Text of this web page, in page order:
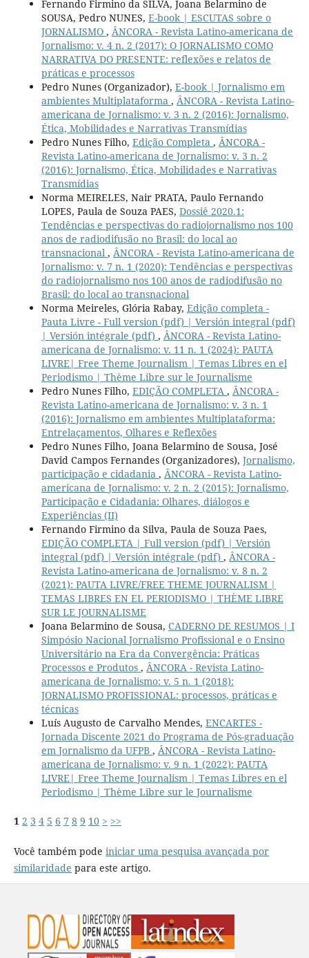
Fernando Firmino da SILVA, Joana Belarmino de
SOUSA, Pedro NUNES, E-book | ESCUTAS sobre o
JORNALISMO , ÂNCORA - Revista Latino-americana de
Jornalismo: v. 4 n. 2 (2017): O JORNALISMO COMO
NARRATIVA DO PRESENTE: reflexões e relatos de
práticas e processos
Pedro Nunes (Organizador), E-book | Jornalismo em
ambientes Multiplataforma , ÂNCORA - Revista Latino-
americana de Jornalismo: v. 3 n. 2 (2016): Jornalismo,
Ética, Mobilidades e Narrativas Transmídias
Pedro Nunes Filho, Edição Completa , ÂNCORA -
Revista Latino-americana de Jornalismo: v. 3 n. 2
(2016): Jornalismo, Ética, Mobilidades e Narrativas
Transmídias
Norma MEIRELES, Nair PRATA, Paulo Fernando
LOPES, Paula de Souza PAES, Dossiê 2020.1:
Tendências e perspectivas do radiojornalismo nos 100
anos de radiodifusão no Brasil: do local ao
transnacional , ÂNCORA - Revista Latino-americana de
Jornalismo: v. 7 n. 1 (2020): Tendências e perspectivas
do radiojornalismo nos 100 anos de radiodifusão no
Brasil: do local ao transnacional
Norma Meireles, Glória Rabay, Edição completa -
Pauta Livre - Full version (pdf) | Versión integral (pdf)
| Versión intégrale (pdf) , ÂNCORA - Revista Latino-
americana de Jornalismo: v. 11 n. 1 (2024): PAUTA
LIVRE| Free Theme Journalism | Temas Libres en el
Periodismo | Thème Libre sur le Journalisme
Pedro Nunes Filho, EDIÇÃO COMPLETA , ÂNCORA -
Revista Latino-americana de Jornalismo: v. 3 n. 1
(2016): Jornalismo em ambientes Multiplataforma:
Entrelaçamentos, Olhares e Reflexões
Pedro Nunes Filho, Joana Belarmino de Sousa, José
David Campos Fernandes (Organizadores), Jornalismo,
participação e cidadania , ÂNCORA - Revista Latino-
americana de Jornalismo: v. 2 n. 2 (2015): Jornalismo,
Participação e Cidadania: Olhares, diálogos e
Experiências (II)
Fernando Firmino da Silva, Paula de Souza Paes,
EDIÇÃO COMPLETA | Full version (pdf) | Versión
integral (pdf) | Versión intégrale (pdf) , ÂNCORA -
Revista Latino-americana de Jornalismo: v. 8 n. 2
(2021): PAUTA LIVRE/FREE THEME JOURNALISM |
TEMAS LIBRES EN EL PERIODISMO | THÈME LIBRE
SUR LE JOURNALISME
Joana Belarmino de Sousa, CADERNO DE RESUMOS | I
Simpósio Nacional Jornalismo Profissional e o Ensino
Universitário na Era da Convergência: Práticas
Processos e Produtos , ÂNCORA - Revista Latino-
americana de Jornalismo: v. 5 n. 1 (2018):
JORNALISMO PROFISSIONAL: processos, práticas e
técnicas
Luís Augusto de Carvalho Mendes, ENCARTES -
Jornada Discente 2021 do Programa de Pós-graduação
em Jornalismo da UFPB , ÂNCORA - Revista Latino-
americana de Jornalismo: v. 9 n. 1 (2022): PAUTA
LIVRE| Free Theme Journalism | Temas Libres en el
Periodismo | Thème Libre sur le Journalisme
1 2 3 4 5 6 7 8 9 10 > >>
Você também pode iniciar uma pesquisa avançada por
similaridade para este artigo.